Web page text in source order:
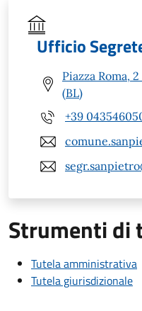
Ufficio
Piazza Roma,
(BL)
+39
Strumenti di
Tutela amministrativa
Tutela giurisdizionale